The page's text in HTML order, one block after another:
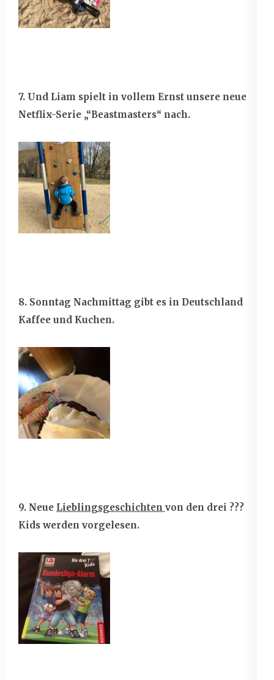
7. Und Liam spielt in vollem Ernst unsere neue
Netflix-Serie „“Beastmasters“ nach.
8. Sonntag Nachmittag gibt es in Deutschland
Kaffee und Kuchen.
9. Neue Lieblingsgeschichten von den drei ???
Kids werden vorgelesen.